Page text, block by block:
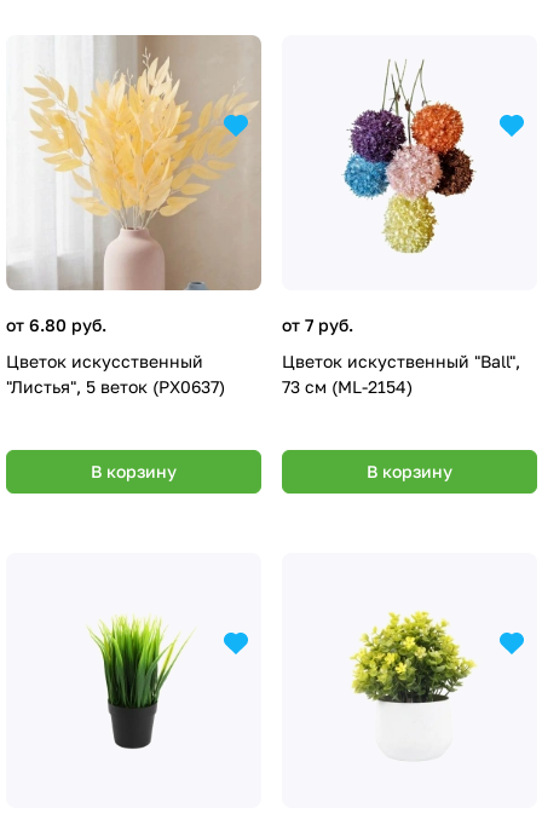
от 6.80 руб.
Цветок искусственный
"Листья", 5 веток (PX0637)
В корзину
от 7 руб.
Цветок искуственный "Ball",
73 см (ML-2154)
В корзину